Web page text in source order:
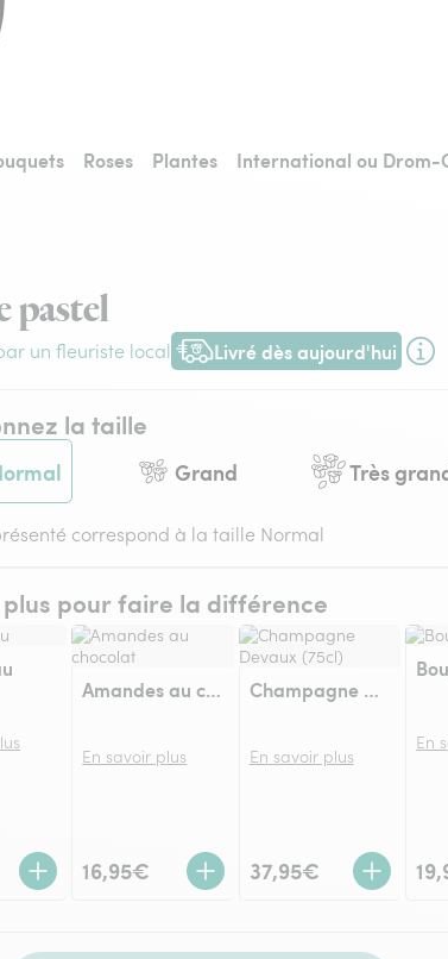
Roses Plantes International ou Drom-
pastel
un fleuriste local Livré dès aujourd'hui
Livraison dès aujourd'hui (pour
la taille
Grand Très
correspond à la taille Normal
plus pour faire la différence
Amandes au chocolat
En savoir plus
16,95€
Champagne Devaux (75cl)
En savoir plus
37,95€
En